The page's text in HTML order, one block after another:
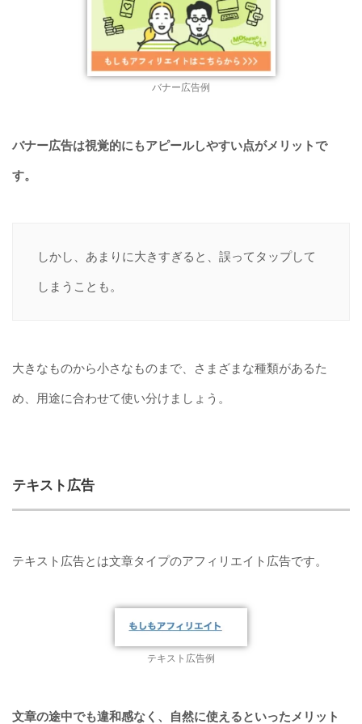
バナー広告例
バナー広告は視覚的にもアピールしやすい点がメリットで
す。
しかし、あまりに大きすぎると、誤ってタップして
しまうことも。
大きなものから小さなものまで、さまざまな種類があるた
め、用途に合わせて使い分けましょう。
テキスト広告
テキスト広告とは文章タイプのアフィリエイト広告です。
テキスト広告例
文章の途中でも違和感なく、自然に使えるといったメリット